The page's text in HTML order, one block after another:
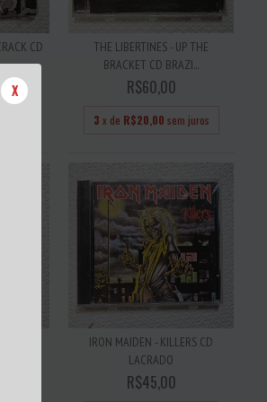
X
CD
THE LIBERTINES - UP THE
BRACKET CD BRAZI...
R$60,00
3 x de R$20,00 sem juros
IRON MAIDEN - KILLERS CD
LACRADO
R$45,00